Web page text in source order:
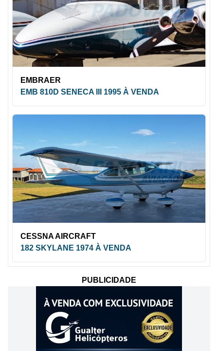
EMBRAER
EMB 810D SENECA III 1995 À VENDA
CESSNA AIRCRAFT
182 SKYLANE 1974 À VENDA
PUBLICIDADE